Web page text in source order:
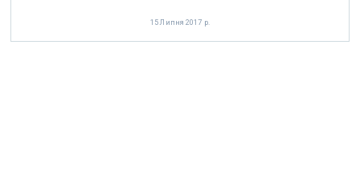
15 Липня 2017 р.